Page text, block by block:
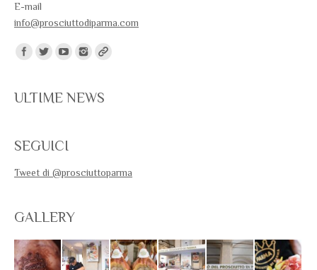
E-mail
info@prosciuttodiparma.com
Trovaci su:
ULTIME NEWS
SEGUICI
Tweet di @prosciuttoparma
GALLERY